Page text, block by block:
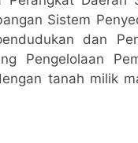
Sistem
dan
Pengelolaan
tanah milik